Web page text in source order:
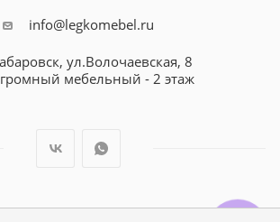
info@legkomebel.ru
ул.Волочаевская, 8
мебельный - 2 этаж